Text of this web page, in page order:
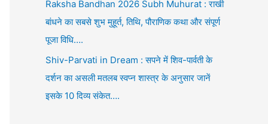
Raksha Bandhan 2026 Subh Muhurat : राखी
बांधने का सबसे शुभ मुहूर्त, तिथि, पौराणिक कथा और संपूर्ण
पूजा विधि….
Shiv-Parvati in Dream : सपने में शिव-पार्वती के
दर्शन का असली मतलब स्वप्न शास्त्र के अनुसार जानें
इसके 10 दिव्य संकेत….